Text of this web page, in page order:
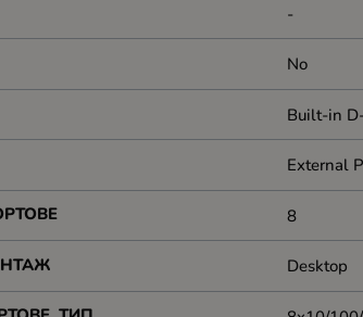
-
No
Built-in
External
8
Desktop